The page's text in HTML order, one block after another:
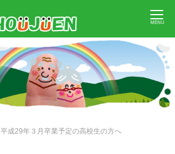
MENU
平成29年３月卒業予定の高校生の方へ